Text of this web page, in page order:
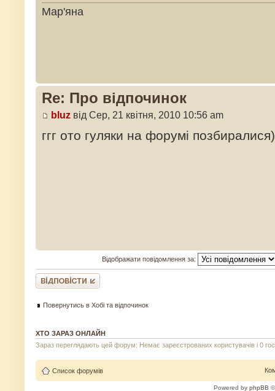
Мар'яна
Re: Про відпочинок
bluz від Сер, 21 квітня, 2010 10:56 am
ггг ото гуляки на форумі
Відображати повідомлення за:
Відповісти
Повернутись в Хобі та відпочинок
ХТО ЗАРАЗ ОНЛАЙН
Зараз переглядають цей форум: Немає зареєстрованих користувачів і 0
Список форумів
Powered by phpBB